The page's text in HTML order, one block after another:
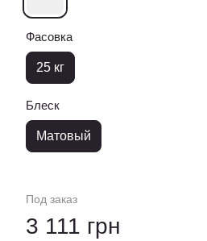
Фасовка
25 кг
Блеск
Матовый
Под заказ
3 111 грн